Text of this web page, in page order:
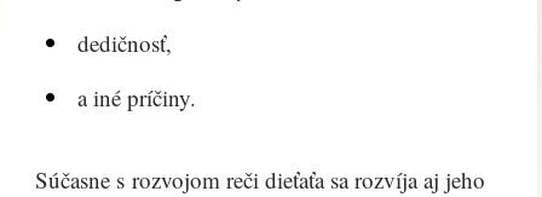
dedičnosť,
a iné príčiny.
Súčasne s rozvojom reči dieťaťa sa rozvíja aj jeho